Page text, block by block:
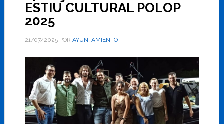
ESTIU CULTURAL POLOP
2025
21/07/2025POR AYUNTAMIENTO